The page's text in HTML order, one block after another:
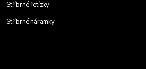
Stříbrné řetízky
Stříbrné náramky